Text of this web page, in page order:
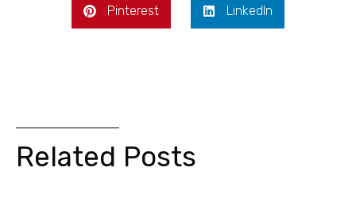
Pinterest LinkedIn
Related Posts